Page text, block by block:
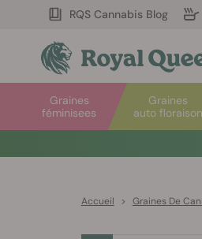
RQS Cannabis Blog
Graines
auto floraison
Graines
féminisees
Accueil > Graines De